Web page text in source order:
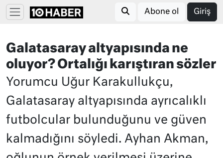
Abone ol Giriş
Galatasaray altyapısında ne
oluyor? Ortalığı karıştıran sözler
Yorumcu Uğur Karakullukçu,
Galatasaray altyapısında ayrıcalıklı
futbolcular bulunduğunu ve güven
kalmadığını söyledi. Ayhan Akman,